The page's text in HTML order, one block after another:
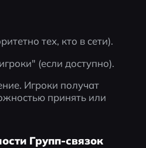
тех, кто в сети).
(если доступно).
Игроки получат
принять или
Групп-связок